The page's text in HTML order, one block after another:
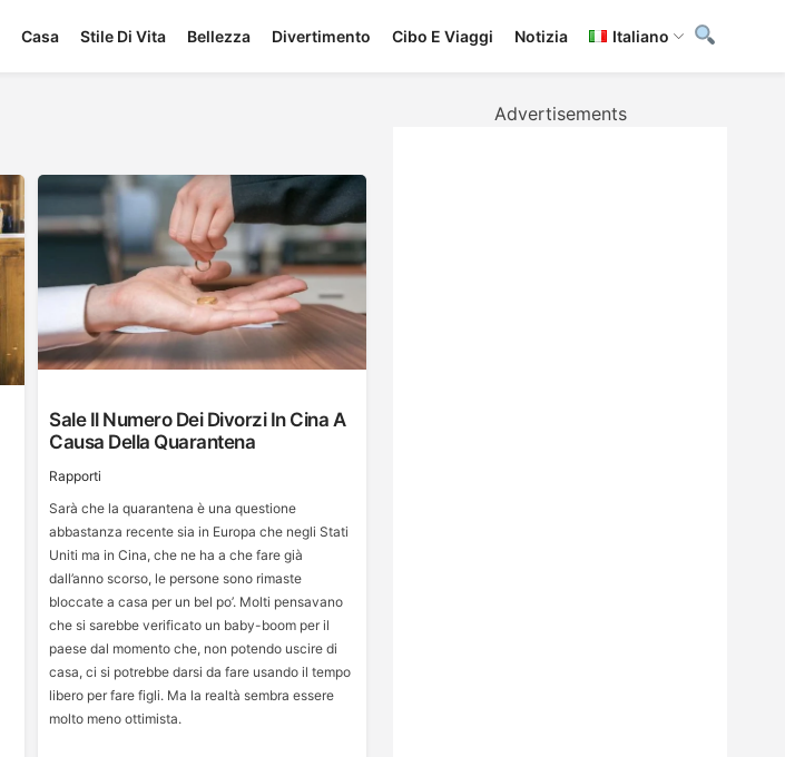
Casa Stile Di Vita Bellezza Divertimento Cibo E Viaggi Notizia Italiano
Sale Il Numero Dei Divorzi In Cina A
Causa Della Quarantena
Rapporti
Sarà che la quarantena è una questione
abbastanza recente sia in Europa che negli Stati
Uniti ma in Cina, che ne ha a che fare già
dall’anno scorso, le persone sono rimaste
bloccate a casa per un bel po’. Molti pensavano
che si sarebbe verificato un baby-boom per il
paese dal momento che, non potendo uscire di
casa, ci si potrebbe darsi da fare usando il tempo
libero per fare figli. Ma la realtà sembra essere
molto meno ottimista.
Advertisements